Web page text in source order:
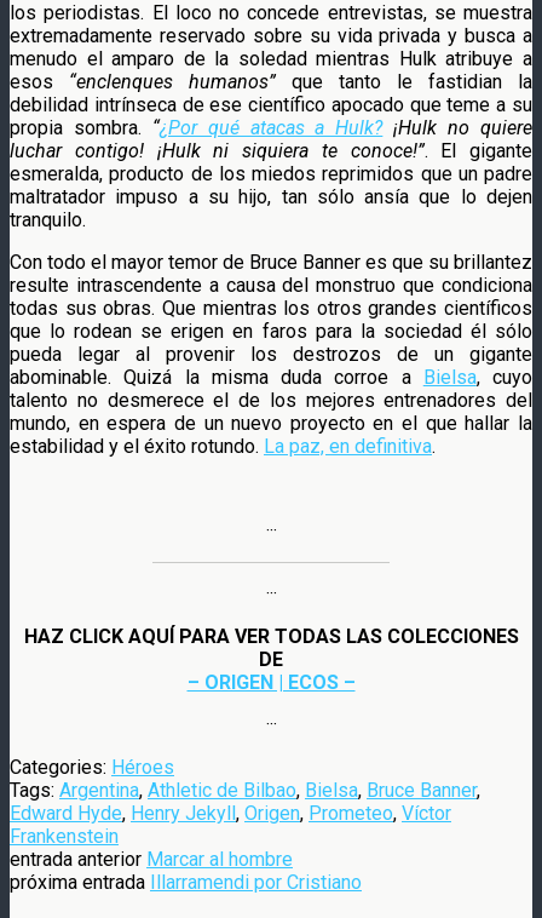
los periodistas. El loco no concede entrevistas, se muestra
extremadamente reservado sobre su vida privada y busca a
menudo el amparo de la soledad mientras Hulk atribuye a
esos “enclenques humanos”que tanto le fastidian la
debilidad intrínseca de ese científico apocado que teme a su
propia sombra. “¿Por qué atacas a Hulk?¡Hulk no quiere
luchar contigo! ¡Hulk ni siquiera te conoce!”. El gigante
esmeralda, producto de los miedos reprimidos que un padre
maltratador impuso a su hijo, tan sólo ansía que lo dejen
tranquilo.
Con todo el mayor temor de Bruce Banner es que su brillantez
resulte intrascendente a causa del monstruo que condiciona
todas sus obras. Que mientras los otros grandes científicos
que lo rodean se erigen en faros para la sociedad él sólo
pueda legar al provenir los destrozos de un gigante
abominable. Quizá la misma duda corroe a Bielsa, cuyo
talento no desmerece el de los mejores entrenadores del
mundo, en espera de un nuevo proyecto en el que hallar la
estabilidad y el éxito rotundo. La paz, en definitiva.
···
···
HAZ CLICK AQUÍ PARA VER TODAS LAS COLECCIONES
DE
– ORIGEN | ECOS –
···
Categories: Héroes
Tags: Argentina, Athletic de Bilbao, Bielsa, Bruce Banner,
Edward Hyde, Henry Jekyll, Origen, Prometeo, Víctor
Frankenstein
entrada anterior Marcar al hombre
próxima entrada Illarramendi por Cristiano